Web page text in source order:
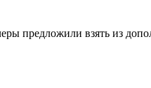
предложили взять из